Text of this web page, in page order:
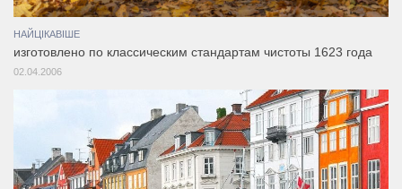
НАЙЦІКАВІШЕ
изготовлено по классическим стандартам чистоты 1623 года
02.04.2006